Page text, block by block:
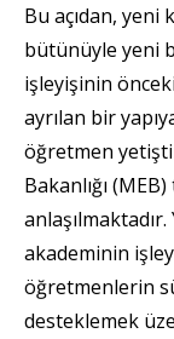
Bu açıdan, yeni
bütünüyle yeni
işleyişinin
ayrılan bir
öğretmen
Bakanlığı
akademinin
öğretmenlerin
desteklemek